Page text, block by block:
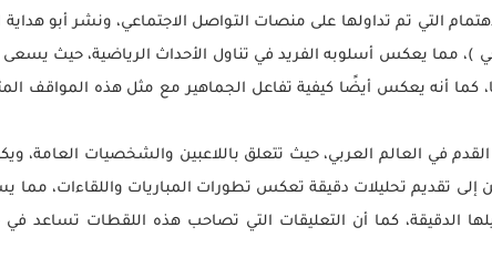
التي تم تداولها على منصات التواصل الاجتماعي، ونشر أبو
مما يعكس أسلوبه الفريد في تناول الأحداث الرياضية، حيث
أنه يعكس أيضًا كيفية تفاعل الجماهير مع مثل هذه المواقف
في العالم العربي، حيث تتعلق باللاعبين والشخصيات العامة،
تقديم تحليلات دقيقة تعكس تطورات المباريات واللقاءات، مما
الدقيقة، كما أن التعليقات التي تصاحب هذه اللقطات تساعد